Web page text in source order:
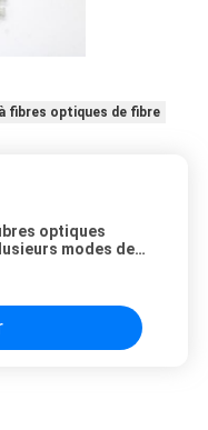
fibres optiques de fibre
optiques
modes de